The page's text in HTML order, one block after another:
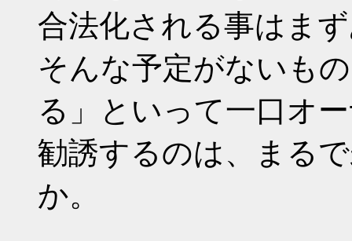
合法化される事はま
そんな予定がないも
る」といって一口オ
勧誘するのは、まる
か。